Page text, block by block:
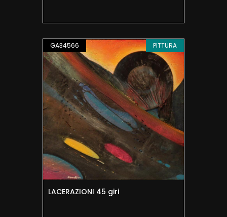
GA34566 PITTURA
LACERAZIONI 45 giri